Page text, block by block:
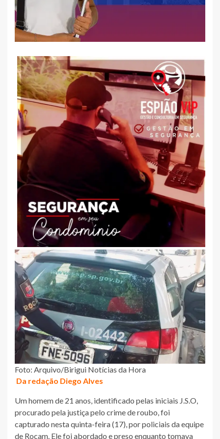
Foto: Arquivo/Birigui Notícias da Hora
Da redação Diego Alves
Um homem de 21 anos, identificado pelas iniciais J.S.O,
procurado pela justiça pelo crime de roubo, foi
capturado nesta quinta-feira (17), por policiais da equipe
de Rocam. Ele foi abordado e preso enquanto tomava